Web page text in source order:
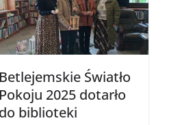
Betlejemskie Światło
Pokoju 2025 dotarło
do biblioteki